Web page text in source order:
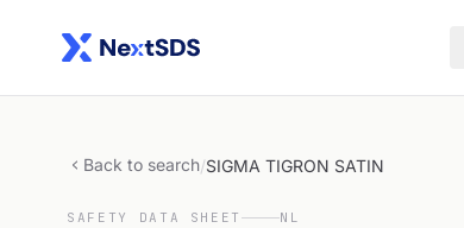
Back to search/SIGMA TIGRON SATIN
SAFETY DATA SHEET NL